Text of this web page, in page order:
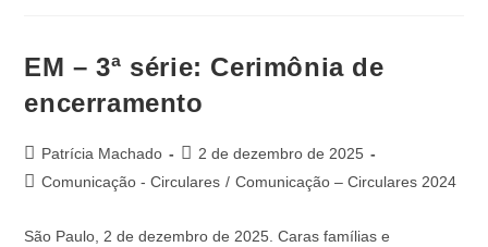
EM – 3ª série: Cerimônia de
encerramento
Patrícia Machado
2 de dezembro de 2025
Comunicação - Circulares / Comunicação – Circulares 2024
São Paulo, 2 de dezembro de 2025. Caras famílias e